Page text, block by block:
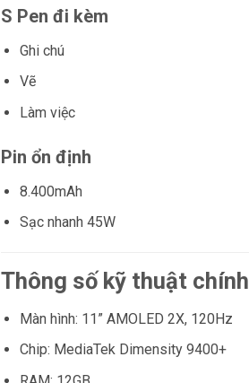
S Pen đi kèm
Ghi chú
Vẽ
Làm việc
Pin ổn định
8.400mAh
Sạc nhanh 45W
Thông số kỹ thuật chính
Màn hình: 11” AMOLED 2X, 120Hz
Chip: MediaTek Dimensity 9400+